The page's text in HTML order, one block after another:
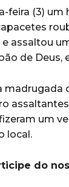
feira (3) um
assaltou
de Deus,
madrugada
um
local.
do